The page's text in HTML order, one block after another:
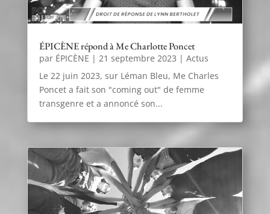
ÉPICÈNE répond à Me Charlotte Poncet
par ÉPICÈNE | 21 septembre 2023 | Actus
Le 22 juin 2023, sur Léman Bleu, Me Charles
Poncet a fait son "coming out" de femme
transgenre et a annoncé son...